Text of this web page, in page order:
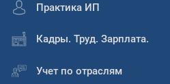
Практика ИП
Кадры. Труд. Зарплата.
Учет по отраслям